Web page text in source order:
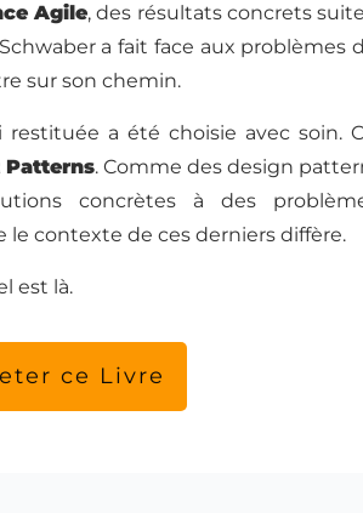
Agile, des résultats concrets
a fait face aux problèmes
sur son chemin.
a été choisie avec soin.
Patterns. Comme des design
concrètes à des
contexte de ces derniers diffère.
est là.
ce Livre